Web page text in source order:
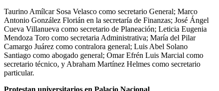
Taurino Amílcar Sosa Velasco como secretario General; Marco
Antonio González Florián en la secretaría de Finanzas; José Ángel
Cueva Villanueva como secretario de Planeación; Leticia Eugenia
Mendoza Toro como secretaria Administrativa; María del Pilar
Camargo Juárez como contralora general; Luis Abel Solano
Santiago como abogado general; Omar Efrén Luis Marcial como
secretario técnico, y Abraham Martínez Helmes como secretario
particular.
Protestan universitarios en Palacio Nacional